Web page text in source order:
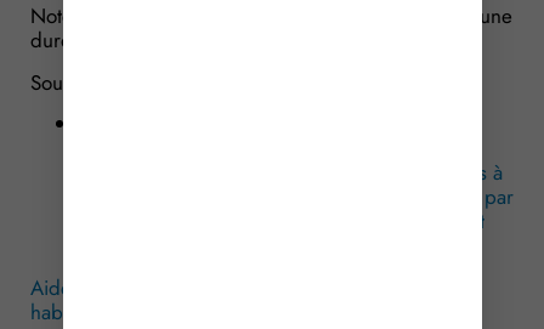
Notez enfin que cette habilitation est délivrée pour une
durée de 5 ans.
Sources :
recevoir des contributions publiques destinées à
la mise en œuvre de l’aide alimentaire prévue par
l’article R. 266-4 du code de l’action sociale et
Aide alimentaire : quelles sont les associations
habilitées ?